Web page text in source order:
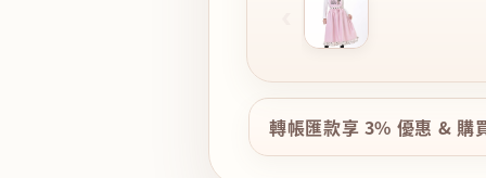
轉帳匯款享 3% 優惠 & 購